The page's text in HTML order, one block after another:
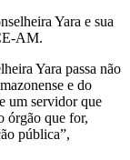
Yara e sua
AM.
Yara passa não
e do
um servidor que
órgão que for,
pública”,